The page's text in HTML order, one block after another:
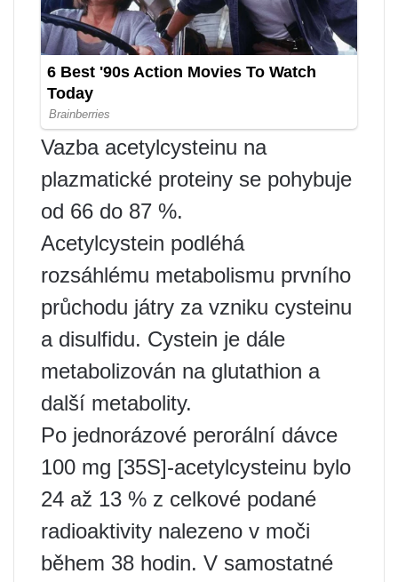
Vazba acetylcysteinu na
plazmatické proteiny se pohybuje
od 66 do 87 %.
Acetylcystein podléhá
rozsáhlému metabolismu prvního
průchodu játry za vzniku cysteinu
a disulfidu. Cystein je dále
metabolizován na glutathion a
další metabolity.
Po jednorázové perorální dávce
100 mg [35S]-acetylcysteinu bylo
24 až 13 % z celkové podané
radioaktivity nalezeno v moči
během 38 hodin. V samostatné